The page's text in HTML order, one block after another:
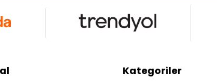
Kategoriler